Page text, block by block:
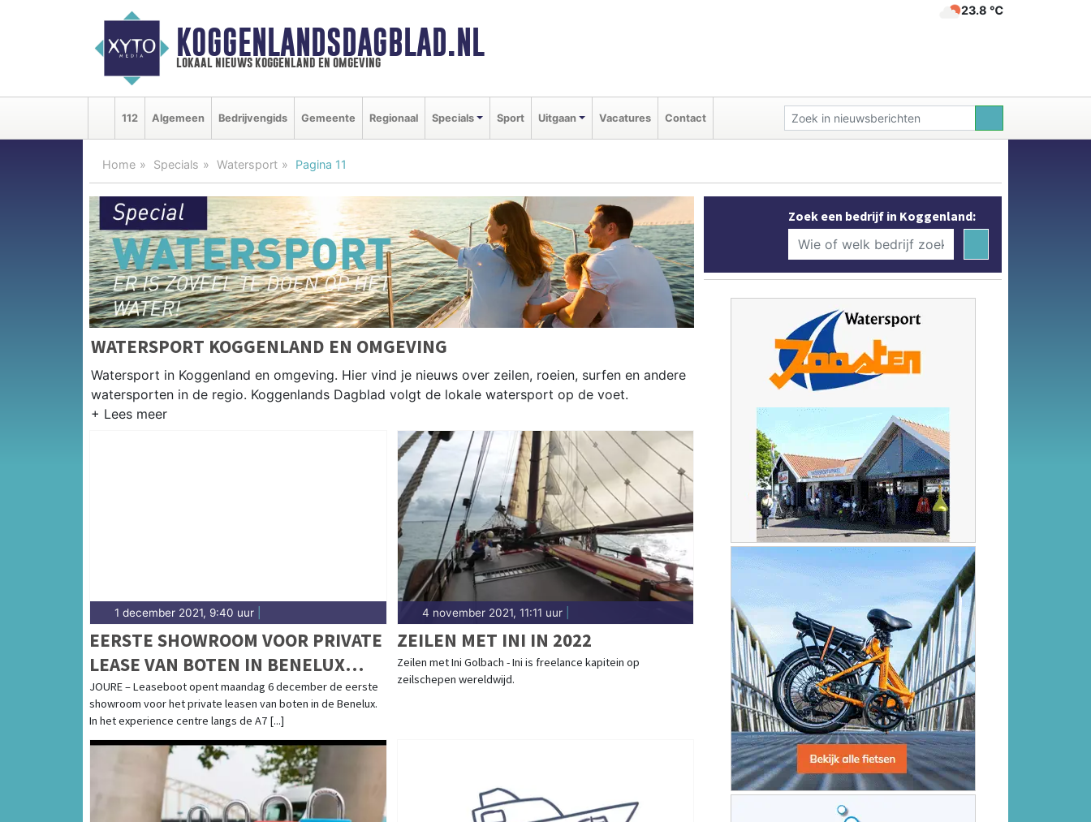
KOGGENLANDSDAGBLAD.NL
lokaal nieuws koggenland en omgeving
23.8 ℃
112 Algemeen Bedrijvengids Gemeente Regionaal Specials Sport Uitgaan Vacatures Contact
Home Specials Watersport Pagina 11
WATERSPORT KOGGENLAND EN OMGEVING
Watersport in Koggenland en omgeving. Hier vind je nieuws over zeilen, roeien, surfen en andere
watersporten in de regio. Koggenlands Dagblad volgt de lokale watersport op de voet.
1 december 2021, 9:40 uur
EERSTE SHOWROOM VOOR PRIVATE
LEASE VAN BOTEN IN BENELUX
GEOPEND
JOURE – Leaseboot opent maandag 6 december de eerste
showroom voor het private leasen van boten in de Benelux.
In het experience centre langs de A7 [...]
4 november 2021, 11:11 uur|
ZEILEN MET INI IN 2022
Zeilen met Ini Golbach - Ini is freelance kapitein op
zeilschepen wereldwijd.
Zoek een bedrijf in Koggenland: